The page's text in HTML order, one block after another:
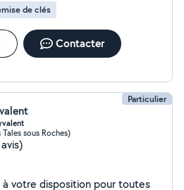
de clés
Contacter
Particulier
sous Roches)